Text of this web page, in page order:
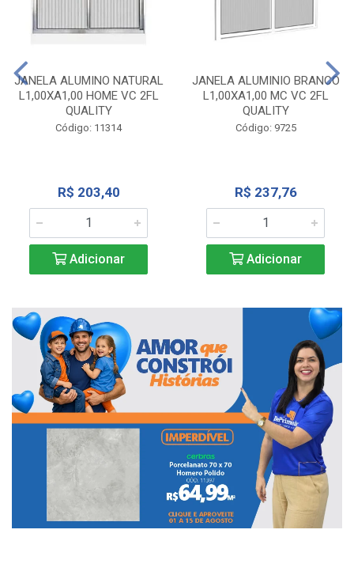
JANELA ALUMINO NATURAL
L1,00XA1,00 HOME VC 2FL
QUALITY
Código: 11314
R$ 203,40
Adicionar
JANELA ALUMINIO BRANCO
L1,00XA1,00 MC VC 2FL
QUALITY
Código: 9725
R$ 237,76
Adicionar